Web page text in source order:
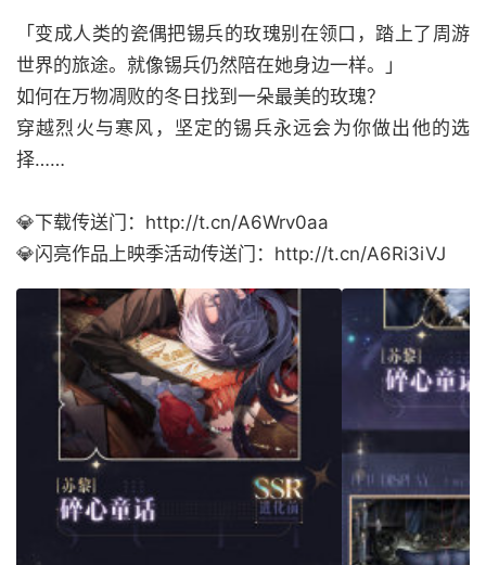
「变成人类的瓷偶把锡兵的玫瑰别在领口，踏上了周游
世界的旅途。就像锡兵仍然陪在她身边一样。」
如何在万物凋败的冬日找到一朵最美的玫瑰？
穿越烈火与寒风，坚定的锡兵永远会为你做出他的选
择……
💎下载传送门：http://t.cn/A6Wrv0aa
💎闪亮作品上映季活动传送门：http://t.cn/A6Ri3iVJ